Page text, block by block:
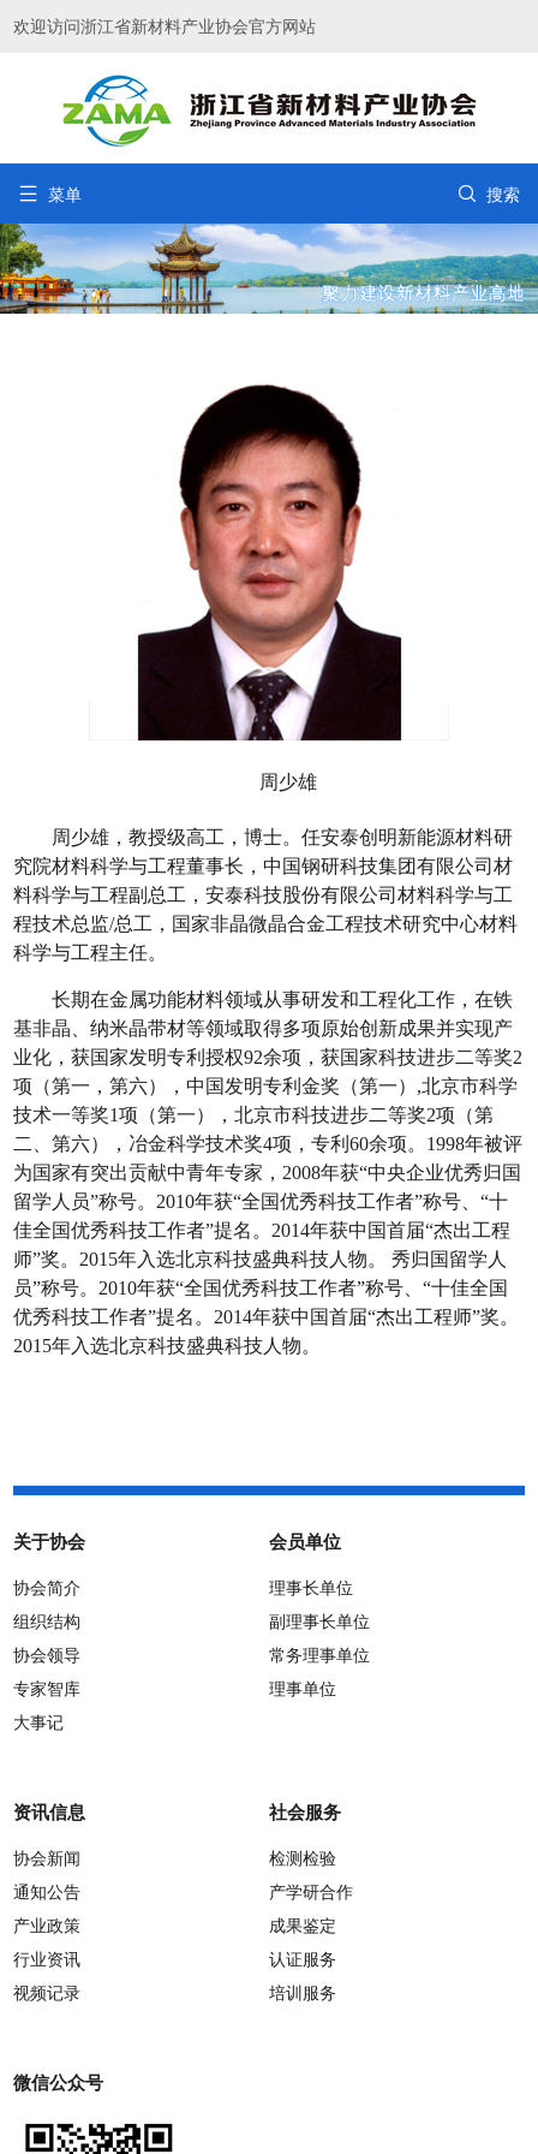
欢迎访问浙江省新材料产业协会官方网站
 菜单  搜索
周少雄
周少雄，教授级高工，博士。任安泰创明新能源材料研
究院材料科学与工程董事长，中国钢研科技集团有限公司材
料科学与工程副总工，安泰科技股份有限公司材料科学与工
程技术总监/总工，国家非晶微晶合金工程技术研究中心材料
科学与工程主任。
长期在金属功能材料领域从事研发和工程化工作，在铁
基非晶、纳米晶带材等领域取得多项原始创新成果并实现产
业化，获国家发明专利授权92余项，获国家科技进步二等奖2
项（第一，第六），中国发明专利金奖（第一）,北京市科学
技术一等奖1项（第一），北京市科技进步二等奖2项（第
二、第六），冶金科学技术奖4项，专利60余项。1998年被评
为国家有突出贡献中青年专家，2008年获“中央企业优秀归国
留学人员”称号。2010年获“全国优秀科技工作者”称号、“十
佳全国优秀科技工作者”提名。2014年获中国首届“杰出工程
师”奖。2015年入选北京科技盛典科技人物。 秀归国留学人
员”称号。2010年获“全国优秀科技工作者”称号、“十佳全国
优秀科技工作者”提名。2014年获中国首届“杰出工程师”奖。
2015年入选北京科技盛典科技人物。
关于协会
协会简介
组织结构
协会领导
专家智库
大事记
会员单位
理事长单位
副理事长单位
常务理事单位
理事单位
资讯信息
协会新闻
通知公告
产业政策
行业资讯
视频记录
社会服务
检测检验
产学研合作
成果鉴定
认证服务
培训服务
微信公众号